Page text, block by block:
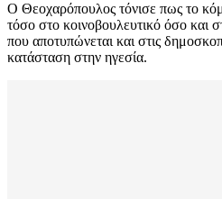
Ο Θεοχαρόπουλος τόνισε πως το
τόσο στο κοινοβουλευτικό όσο και
που αποτυπώνεται και στις
κατάσταση στην ηγεσία.